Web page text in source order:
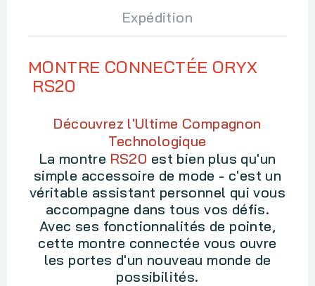
Expédition
MONTRE CONNECTÉE ORYX
RS20
Découvrez l'Ultime Compagnon
Technologique
La montre RS20 est bien plus qu'un
simple accessoire de mode - c'est un
véritable assistant personnel qui vous
accompagne dans tous vos défis.
Avec ses fonctionnalités de pointe,
cette montre connectée vous ouvre
les portes d'un nouveau monde de
possibilités.